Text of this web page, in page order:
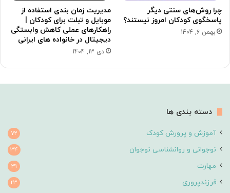
چرا روش‌های سنتی دیگر
پاسخگوی کودکان امروز نیستند؟
بهمن 6, 1404
مدیریت زمان بندی استفاده از
موبایل و تبلت برای کودکان |
راهکارهای عملی کاهش وابستگی
دیجیتال در خانواده های ایرانی
دی 13, 1404
دسته بندی ها
آموزش و پرورش کودک 72
نوجوانی و روانشناسی نوجوان 34
مهارت 31
فرزندپروری 23